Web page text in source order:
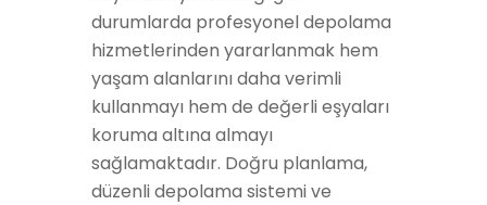
durumlarda profesyonel depolama
hizmetlerinden yararlanmak hem
yaşam alanlarını daha verimli
kullanmayı hem de değerli eşyaları
koruma altına almayı
sağlamaktadır. Doğru planlama,
düzenli depolama sistemi ve